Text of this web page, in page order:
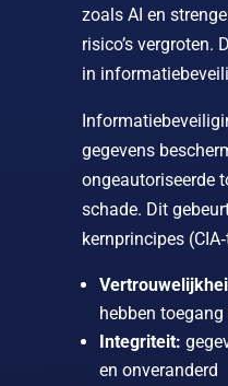
zoals AI en
risico’s vergroten.
in
gegevens
ongeautoriseerde
schade. Dit
kernprincipes
hebben
Integriteit:
en onveranderd